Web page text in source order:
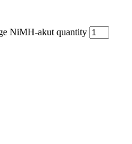
NiMH-akut quantity